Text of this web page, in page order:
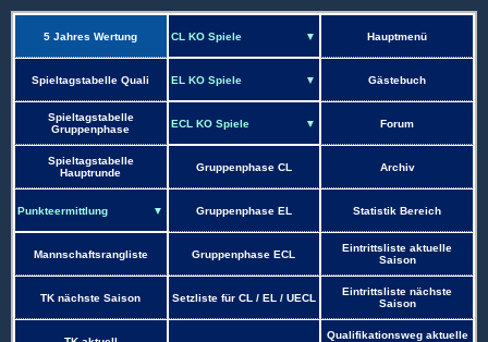
5 Jahres Wertung Hauptmenü
Spieltagstabelle Quali Gästebuch
Spieltagstabelle
Gruppenphase
Forum
Spieltagstabelle
Hauptrunde
Gruppenphase CL Archiv
Gruppenphase EL Statistik Bereich
Mannschaftsrangliste Gruppenphase ECL
Eintrittsliste aktuelle
Saison
TK nächste Saison Setzliste für CL / EL / UECL
Eintrittsliste nächste
Saison
Qualifikationsweg aktuelle